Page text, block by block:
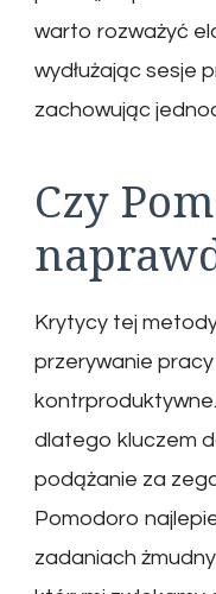
warto rozważyć
wydłużając sesje
zachowując
Czy
Krytycy tej
przerywanie
dlatego kluczem
podążanie za
Pomodoro
zadaniach